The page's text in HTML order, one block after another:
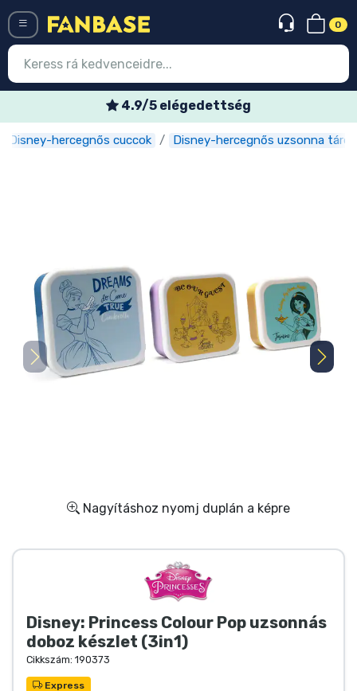
0
4.9/5 elégedettség
Disney-hercegnős cuccok Disney-hercegnős uzsonna
Nagyításhoz nyomj duplán a képre
Disney: Princess Colour Pop uzsonnás
doboz készlet (3in1)
Cikkszám: 190373
Express
Belépés Regisztráció
Előrendelhető cuccok
Outlet cuccok
Ajándékkártya
Gamer cuccok
Sportos cuccok